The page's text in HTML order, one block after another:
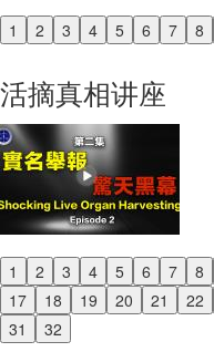
1 2 3 4 5 6 7 8
Previous
活摘真相讲座
1 2 3 4 5 6 7 8
17
18 19 20 21 22
31
32
Previous
Next